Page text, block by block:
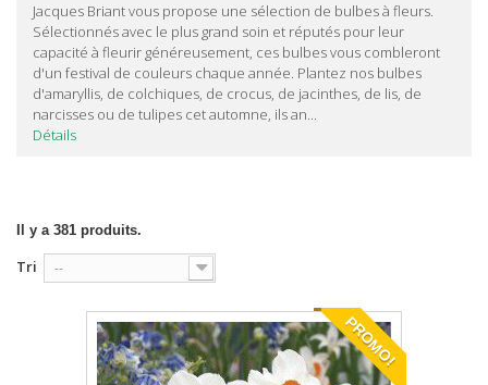
Jacques Briant vous propose une sélection de bulbes à fleurs.
Sélectionnés avec le plus grand soin et réputés pour leur
capacité à fleurir généreusement, ces bulbes vous combleront
d'un festival de couleurs chaque année. Plantez nos bulbes
d'amaryllis, de colchiques, de crocus, de jacinthes, de lis, de
narcisses ou de tulipes cet automne, ils an...
Détails
Il y a 381 produits.
Tri --
PROMO!